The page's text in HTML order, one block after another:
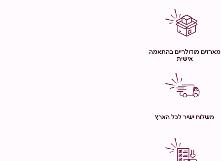
מארזים מודולריים בהתאמה
אישית
משלוח ישיר לכל הארץ